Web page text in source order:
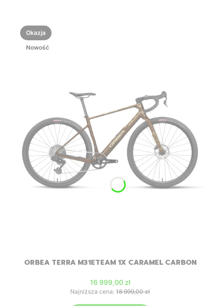
Okazja
Nowość
ORBEA TERRA M31ETEAM 1X CARAMEL CARBON
Cena promocyjna
16 999,00 zł
Najniższa cena: 18 999,00 zł